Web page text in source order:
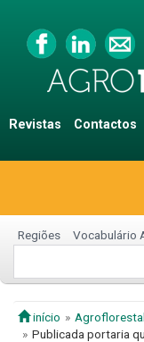
Revistas Contactos
Regiões Vocabulário
início
Agroflorestal
Publicada portaria